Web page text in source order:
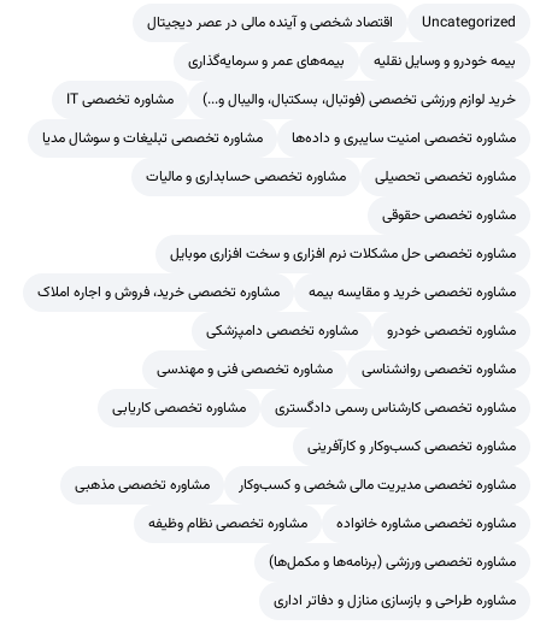
Uncategorized
اقتصاد شخصی و آینده مالی در عصر دیجیتال
بیمه خودرو و وسایل نقلیه
بیمه‌های عمر و سرمایه‌گذاری
خرید لوازم ورزشی تخصصی (فوتبال، بسکتبال، والیبال و...)
مشاوره تخصصی IT
مشاوره تخصصی امنیت سایبری و داده‌ها
مشاوره تخصصی تبلیغات و سوشال مدیا
مشاوره تخصصی تحصیلی
مشاوره تخصصی حسابداری و مالیات
مشاوره تخصصی حقوقی
مشاوره تخصصی حل مشکلات نرم افزاری و سخت افزاری موبایل
مشاوره تخصصی خرید و مقایسه بیمه
مشاوره تخصصی خرید، فروش و اجاره املاک
مشاوره تخصصی خودرو
مشاوره تخصصی دامپزشکی
مشاوره تخصصی روانشناسی
مشاوره تخصصی فنی و مهندسی
مشاوره تخصصی کارشناس رسمی دادگستری
مشاوره تخصصی کاریابی
مشاوره تخصصی کسب‌وکار و کارآفرینی
مشاوره تخصصی مدیریت مالی شخصی و کسب‌وکار
مشاوره تخصصی مذهبی
مشاوره تخصصی مشاوره خانواده
مشاوره تخصصی نظام وظیفه
مشاوره تخصصی ورزشی (برنامه‌ها و مکمل‌ها)
مشاوره طراحی و بازسازی منازل و دفاتر اداری